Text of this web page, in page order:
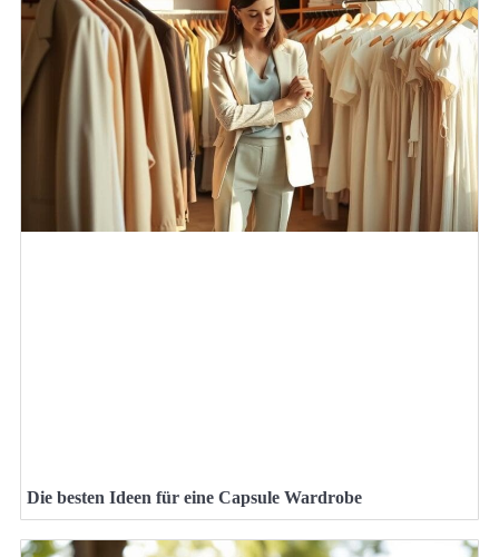
Die besten Ideen für eine Capsule Wardrobe